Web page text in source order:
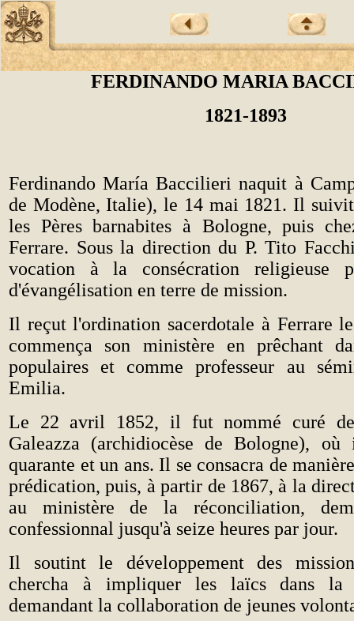
FERDINANDO MARIA
1821-1893
Ferdinando María Baccilieri naquit à
de Modène, Italie), le 14 mai 1821. Il suivit
les Pères barnabites à Bologne, puis
Ferrare. Sous la direction du P. Tito
vocation à la consécration religieuse
d'évangélisation en terre de mission.
Il reçut l'ordination sacerdotale à Ferrare
commença son ministère en prêchant
populaires et comme professeur au
Emilia.
Le 22 avril 1852, il fut nommé curé
Galeazza (archidiocèse de Bologne), où
quarante et un ans. Il se consacra de
prédication, puis, à partir de 1867, à la
au ministère de la réconciliation,
confessionnal jusqu'à seize heures par jour.
Il soutint le développement des
chercha à impliquer les laïcs dans la
demandant la collaboration de jeunes